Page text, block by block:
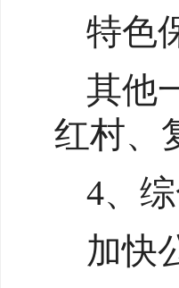
特色
其他
红村、
4、
加快